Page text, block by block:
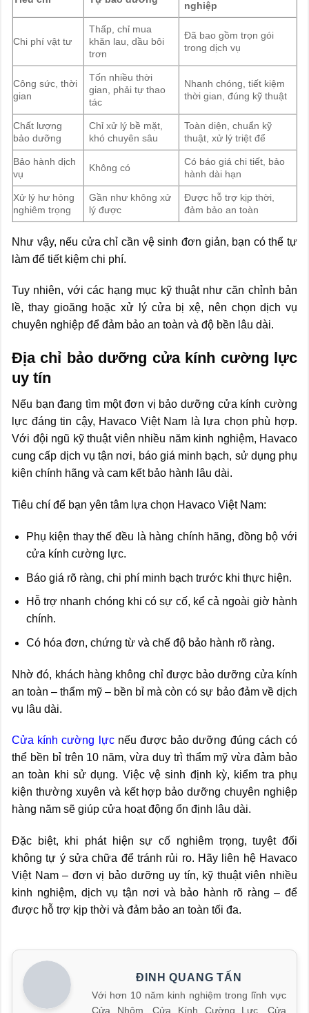
nghiệp
Chi phí vật tư
Thấp, chỉ mua
khăn lau, dầu bôi
trơn
Đã bao gồm trọn gói
trong dịch vụ
Công sức, thời
gian
Tốn nhiều thời
gian, phải tự thao
tác
Nhanh chóng, tiết kiệm
thời gian, đúng kỹ thuật
Chất lượng
bảo dưỡng
Chỉ xử lý bề mặt,
khó chuyên sâu
Toàn diện, chuẩn kỹ
thuật, xử lý triệt để
Bảo hành dịch
vụ
Không có
Có báo giá chi tiết, bảo
hành dài hạn
Xử lý hư hỏng
nghiêm trọng
Gần như không xử
lý được
Được hỗ trợ kịp thời,
đảm bảo an toàn
Như vậy, nếu cửa chỉ cần vệ sinh đơn giản, bạn có thể tự
làm để tiết kiệm chi phí.
Tuy nhiên, với các hạng mục kỹ thuật như căn chỉnh bản
lề, thay gioăng hoặc xử lý cửa bị xệ, nên chọn dịch vụ
chuyên nghiệp để đảm bảo an toàn và độ bền lâu dài.
Địa chỉ bảo dưỡng cửa kính cường lực
uy tín
Nếu bạn đang tìm một đơn vị bảo dưỡng cửa kính cường
lực đáng tin cậy, Havaco Việt Nam là lựa chọn phù hợp.
Với đội ngũ kỹ thuật viên nhiều năm kinh nghiệm, Havaco
cung cấp dịch vụ tận nơi, báo giá minh bạch, sử dụng phụ
kiện chính hãng và cam kết bảo hành lâu dài.
Tiêu chí để bạn yên tâm lựa chọn Havaco Việt Nam:
Phụ kiện thay thế đều là hàng chính hãng, đồng bộ với
cửa kính cường lực.
Báo giá rõ ràng, chi phí minh bạch trước khi thực hiện.
Hỗ trợ nhanh chóng khi có sự cố, kể cả ngoài giờ hành
chính.
Có hóa đơn, chứng từ và chế độ bảo hành rõ ràng.
Nhờ đó, khách hàng không chỉ được bảo dưỡng cửa kính
an toàn – thẩm mỹ – bền bỉ mà còn có sự bảo đảm về dịch
vụ lâu dài.
Cửa kính cường lựcnếu được bảo dưỡng đúng cách có
thể bền bỉ trên 10 năm, vừa duy trì thẩm mỹ vừa đảm bảo
an toàn khi sử dụng. Việc vệ sinh định kỳ, kiểm tra phụ
kiện thường xuyên và kết hợp bảo dưỡng chuyên nghiệp
hàng năm sẽ giúp cửa hoạt động ổn định lâu dài.
Đặc biệt, khi phát hiện sự cố nghiêm trọng, tuyệt đối
không tự ý sửa chữa để tránh rủi ro. Hãy liên hệ Havaco
Việt Nam – đơn vị bảo dưỡng uy tín, kỹ thuật viên nhiều
kinh nghiệm, dịch vụ tận nơi và bảo hành rõ ràng – để
được hỗ trợ kịp thời và đảm bảo an toàn tối đa.
ĐINH QUANG TẤN
Với hơn 10 năm kinh nghiệm trong lĩnh vực
Cửa Nhôm, Cửa Kính Cường Lực, Cửa